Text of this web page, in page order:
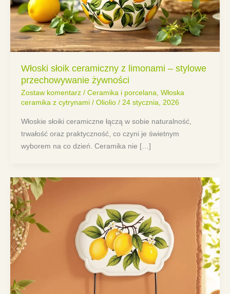
Włoski słoik ceramiczny z limonami – stylowe
przechowywanie żywności
Zostaw komentarz / Ceramika i porcelana Włoska
ceramika z cytrynami/ Oliolio / 24 stycznia, 2026
Włoskie słoiki ceramiczne łączą w sobie naturalność,
trwałość oraz praktyczność, co czyni je świetnym
wyborem na co dzień. Ceramika nie […]